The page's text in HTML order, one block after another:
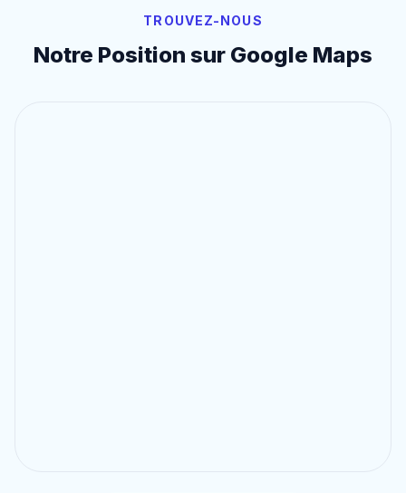
TROUVEZ-NOUS
Notre Position sur Google Maps